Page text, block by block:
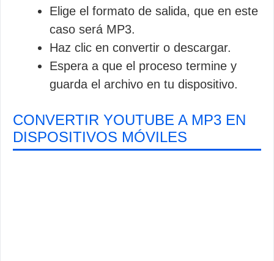
Elige el formato de salida, que en este
caso será MP3.
Haz clic en convertir o descargar.
Espera a que el proceso termine y
guarda el archivo en tu dispositivo.
CONVERTIR YOUTUBE A MP3 EN
DISPOSITIVOS MÓVILES